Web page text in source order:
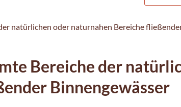
natürlichen oder naturnahen Bereiche
Bereiche der
Binnengewässer